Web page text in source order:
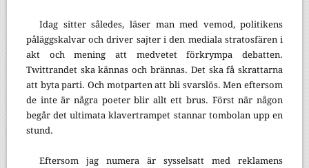
Idag sitter således, läser man med vemod, politikens
påläggskalvar och driver sajter i den mediala stratosfären i
akt och mening att medvetet förkrympa debatten.
Twittrandet ska kännas och brännas. Det ska få skrattarna
att byta parti. Och motparten att bli svarslös. Men eftersom
de inte är några poeter blir allt ett brus. Först när någon
begår det ultimata klavertrampet stannar tombolan upp en
stund.
Eftersom jag numera är sysselsatt med reklamens